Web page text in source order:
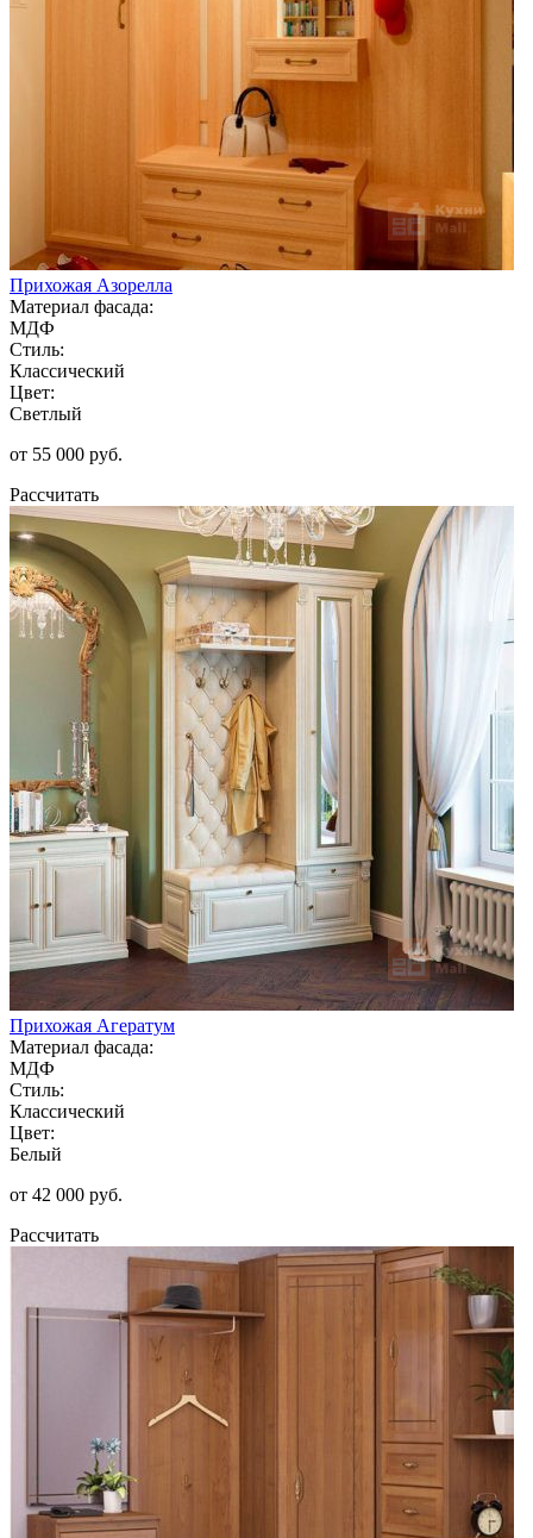
Прихожая Азорелла
Материал фасада:
МДФ
Стиль:
Классический
Цвет:
Светлый
от 55 000 руб.
Рассчитать
Прихожая Агератум
Материал фасада:
МДФ
Стиль:
Классический
Цвет:
Белый
от 42 000 руб.
Рассчитать